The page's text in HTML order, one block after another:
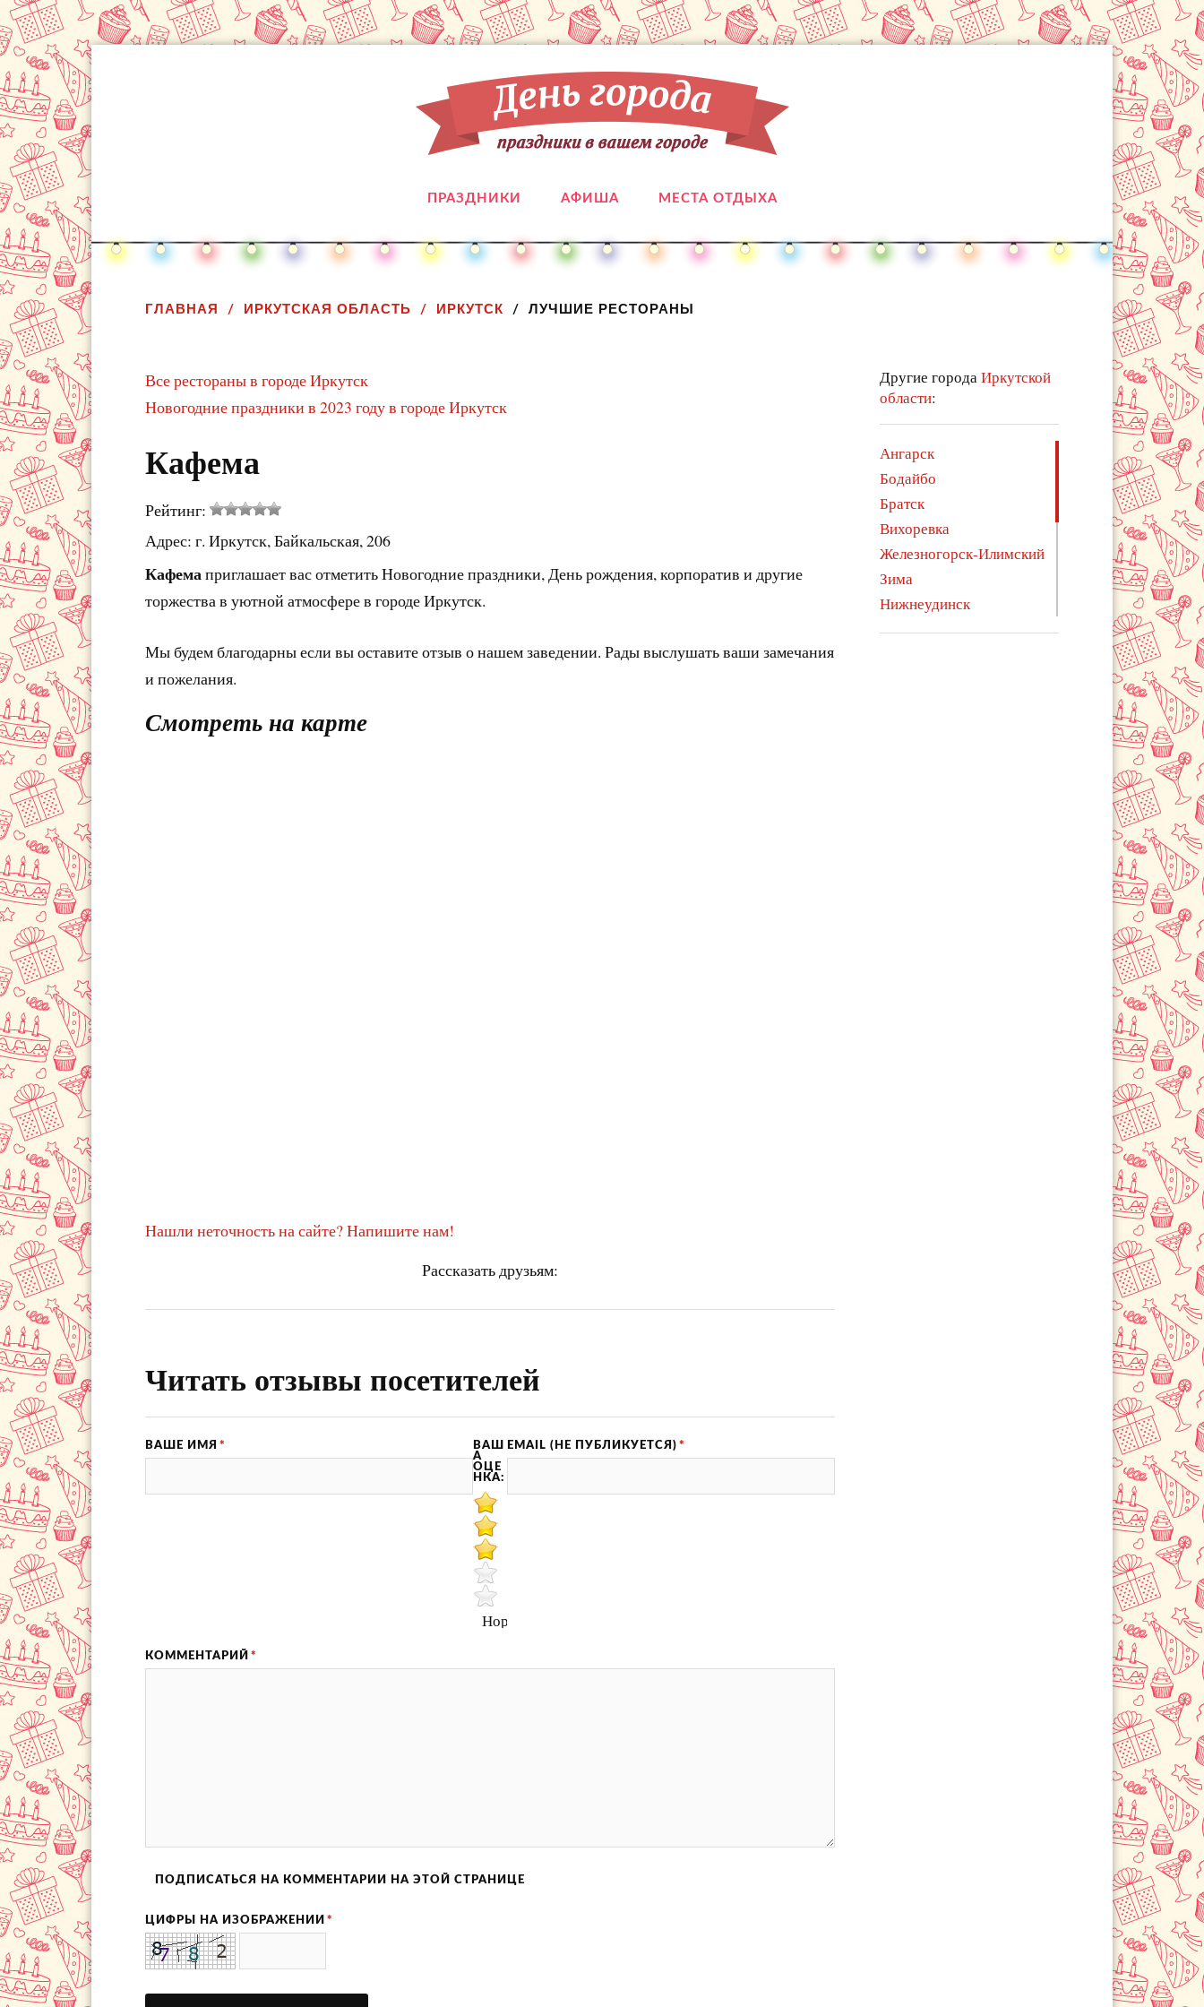
ПРАЗДНИКИ АФИША МЕСТА ОТДЫХА
ГЛАВНАЯ ИРКУТСКАЯ ОБЛАСТЬ ИРКУТСК ЛУЧШИЕ РЕСТОРАНЫ
Другие городаИркутской
области:
Ангарск
Бодайбо
Братск
Вихоревка
Железногорск-Илимский
Зима
Нижнеудинск
Саянск
Все рестораны в городе Иркутск
Новогодние праздники в 2023 году в городе Иркутск
Кафема
Рейтинг:
Адрес: г. Иркутск, Байкальская, 206
Кафемаприглашает вас отметить Новогодние праздники, День рождения, корпоратив и другие
торжества в уютной атмосфере в городе Иркутск.
Мы будем благодарны если вы оставите отзыв о нашем заведении. Рады выслушать ваши замечания
и пожелания.
Смотреть на карте
Нашли неточность на сайте? Напишите нам!
Рассказать друзьям:
Читать отзывы посетителей
ВАШЕ ИМЯ * EMAIL (НЕ ПУБЛИКУЕТСЯ) *
ВАШ
А
ОЦЕ
НКА:
Нормально
КОММЕНТАРИЙ *
ПОДПИСАТЬСЯ НА КОММЕНТАРИИ НА ЭТОЙ СТРАНИЦЕ
ЦИФРЫ НА ИЗОБРАЖЕНИИ *